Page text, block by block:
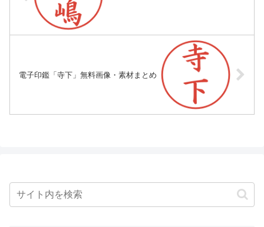
電子印鑑「寺下」無料画像・素材まとめ